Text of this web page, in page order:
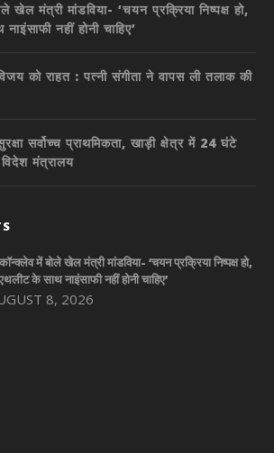
खेल मंत्री मांडविया- ‘चयन प्रक्रिया निष्पक्ष हो,
नहीं होनी चाहिए’
को राहत : पत्नी संगीता ने वापस ली तलाक की
सर्वोच्च प्राथमिकता, खाड़ी क्षेत्र में 24 घंटे
मंत्रालय
में बोले खेल मंत्री मांडविया- ‘चयन प्रक्रिया निष्पक्ष हो,
के साथ नाइंसाफी नहीं होनी चाहिए’
8, 2026